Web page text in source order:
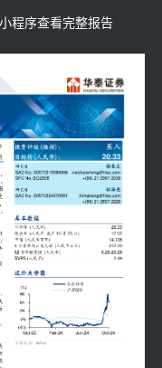
程序查看完整报告